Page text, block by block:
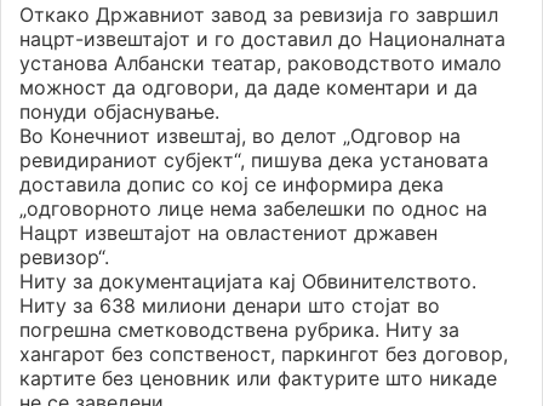
Откако Државниот завод за ревизија го завршил
нацрт-извештајот и го доставил до Националната
установа Албански театар, раководството имало
можност да одговори, да даде коментари и да
понуди објаснување.
Во Конечниот извештај, во делот „Одговор на
ревидираниот субјект“, пишува дека установата
доставила допис со кој се информира дека
„одговорното лице нема забелешки по однос на
Нацрт извештајот на овластениот државен
ревизор“.
Ниту за документацијата кај Обвинителството.
Ниту за 638 милиони денари што стојат во
погрешна сметководствена рубрика. Ниту за
хангарот без сопственост, паркингот без договор,
картите без ценовник или фактурите што никаде